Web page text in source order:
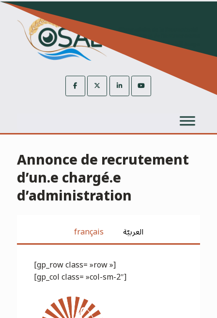
Skip
content
Annonce de recrutement
d’un.e chargé.e
d’administration
français
العربيّة
[gp_row class= »row »]
[gp_col class= »col-sm-2″]